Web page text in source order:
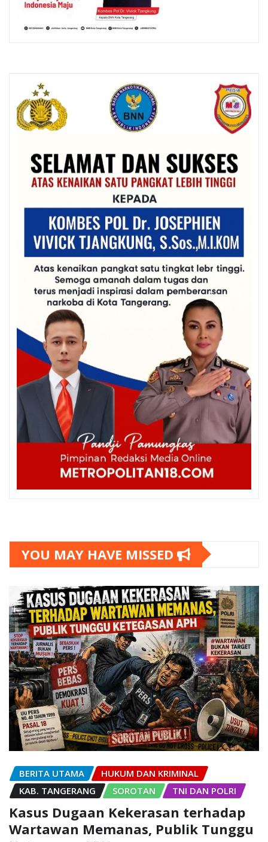
YOU MAY HAVE MISSED
BERITA UTAMA
HUKUM DAN KRIMINAL
KAB. TANGERANG
SOROTAN TNI DAN POLRI
Kasus Dugaan Kekerasan terhadap
Wartawan Memanas, Publik Tunggu